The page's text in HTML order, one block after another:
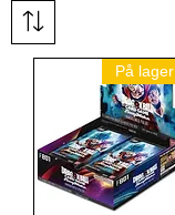
På lager